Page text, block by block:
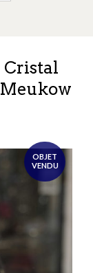
Cristal
OBJET
VENDU